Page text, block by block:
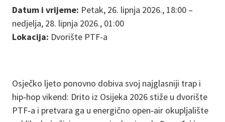
Datum i vrijeme: Petak, 26. lipnja 2026., 18:00 –
nedjelja, 28. lipnja 2026., 01:00
Lokacija: Dvorište PTF-a
Osječko ljeto ponovno dobiva svoj najglasniji trap i
hip‑hop vikend: Drito iz Osijeka 2026 stiže u dvorište
PTF‑a i pretvara ga u energično open‑air okupljalište